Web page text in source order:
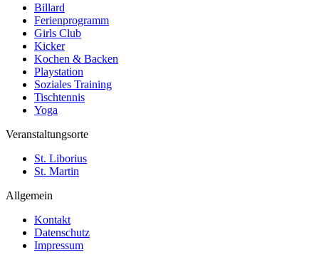
Billard
Ferienprogramm
Girls Club
Kicker
Kochen & Backen
Playstation
Soziales Training
Tischtennis
Yoga
Veranstaltungsorte
St. Liborius
St. Martin
Allgemein
Kontakt
Datenschutz
Impressum